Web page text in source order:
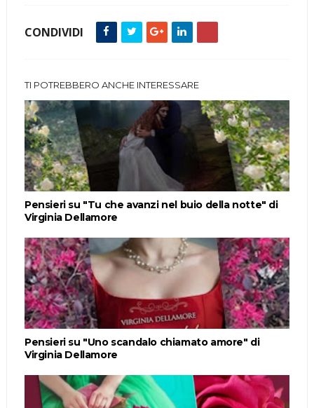
CONDIVIDI
TI POTREBBERO ANCHE INTERESSARE
Pensieri su "Tu che avanzi nel buio della notte" di
Virginia Dellamore
Pensieri su "Uno scandalo chiamato amore" di
Virginia Dellamore